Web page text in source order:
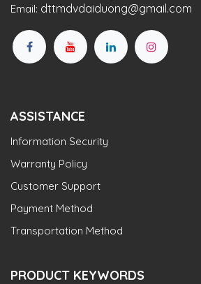
Email: dttmdvdaiduong@gmail.com
ASSISTANCE
Information Security
Warranty Policy
Customer Support
Payment Method
Transportation Method
PRODUCT KEYWORDS